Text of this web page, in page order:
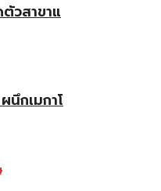
วสาขาแ
นึกเมกาโ